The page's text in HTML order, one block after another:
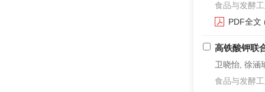
食品与发酵
PDF全文
高铁酸钾联
卫晓怡, 徐涵
食品与发酵